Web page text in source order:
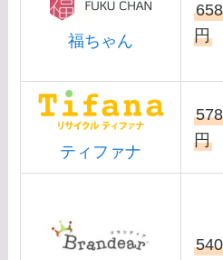
福ちゃん
円
ティファナ
円